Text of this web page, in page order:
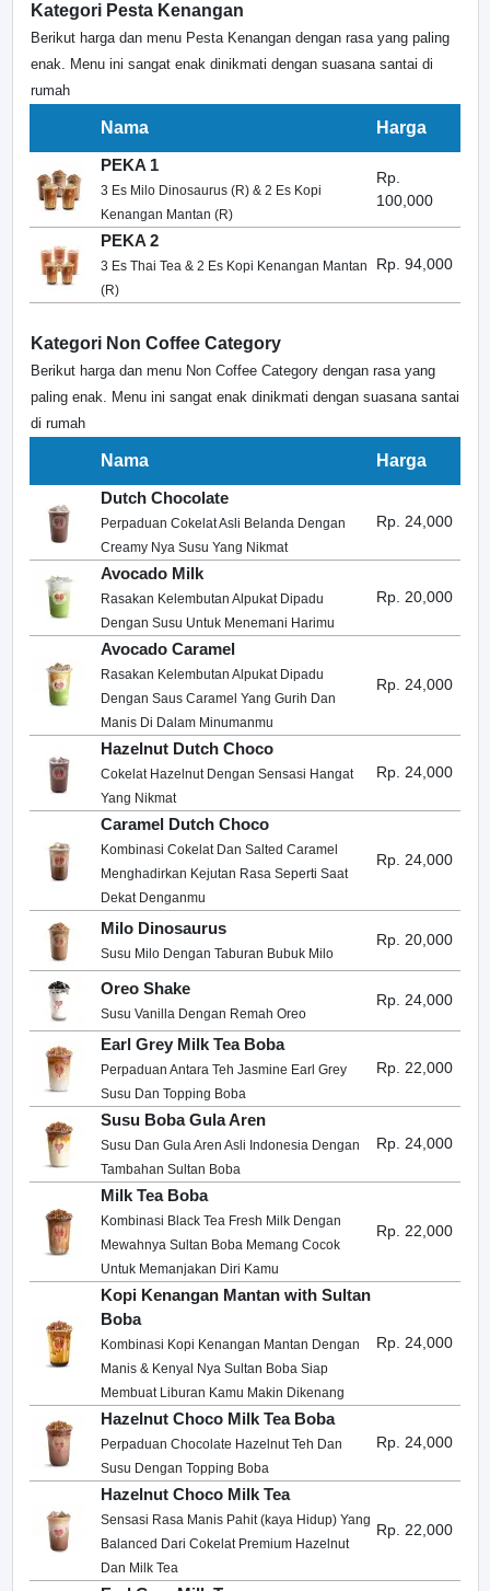
Kategori Pesta Kenangan
Berikut harga dan menu Pesta Kenangan dengan rasa yang paling
enak. Menu ini sangat enak dinikmati dengan suasana santai di
rumah
Nama
Harga
PEKA 1
3 Es Milo Dinosaurus (R) & 2 Es Kopi
Kenangan Mantan (R)
Rp.
100,000
PEKA 2
3 Es Thai Tea & 2 Es Kopi Kenangan Mantan
(R)
Rp. 94,000
Kategori Non Coffee Category
Berikut harga dan menu Non Coffee Category dengan rasa yang
paling enak. Menu ini sangat enak dinikmati dengan suasana santai
di rumah
Nama
Harga
Dutch Chocolate
Perpaduan Cokelat Asli Belanda Dengan
Creamy Nya Susu Yang Nikmat
Rp. 24,000
Avocado Milk
Rasakan Kelembutan Alpukat Dipadu
Dengan Susu Untuk Menemani Harimu
Rp. 20,000
Avocado Caramel
Rasakan Kelembutan Alpukat Dipadu
Dengan Saus Caramel Yang Gurih Dan
Manis Di Dalam Minumanmu
Rp. 24,000
Hazelnut Dutch Choco
Cokelat Hazelnut Dengan Sensasi Hangat
Yang Nikmat
Rp. 24,000
Caramel Dutch Choco
Kombinasi Cokelat Dan Salted Caramel
Menghadirkan Kejutan Rasa Seperti Saat
Dekat Denganmu
Rp. 24,000
Milo Dinosaurus
Susu Milo Dengan Taburan Bubuk Milo
Rp. 20,000
Oreo Shake
Susu Vanilla Dengan Remah Oreo
Rp. 24,000
Earl Grey Milk Tea Boba
Perpaduan Antara Teh Jasmine Earl Grey
Susu Dan Topping Boba
Rp. 22,000
Susu Boba Gula Aren
Susu Dan Gula Aren Asli Indonesia Dengan
Tambahan Sultan Boba
Rp. 24,000
Milk Tea Boba
Kombinasi Black Tea Fresh Milk Dengan
Mewahnya Sultan Boba Memang Cocok
Untuk Memanjakan Diri Kamu
Rp. 22,000
Kopi Kenangan Mantan with Sultan
Boba
Kombinasi Kopi Kenangan Mantan Dengan
Manis & Kenyal Nya Sultan Boba Siap
Membuat Liburan Kamu Makin Dikenang
Rp. 24,000
Hazelnut Choco Milk Tea Boba
Perpaduan Chocolate Hazelnut Teh Dan
Susu Dengan Topping Boba
Rp. 24,000
Hazelnut Choco Milk Tea
Sensasi Rasa Manis Pahit (kaya Hidup) Yang
Balanced Dari Cokelat Premium Hazelnut
Dan Milk Tea
Rp. 22,000